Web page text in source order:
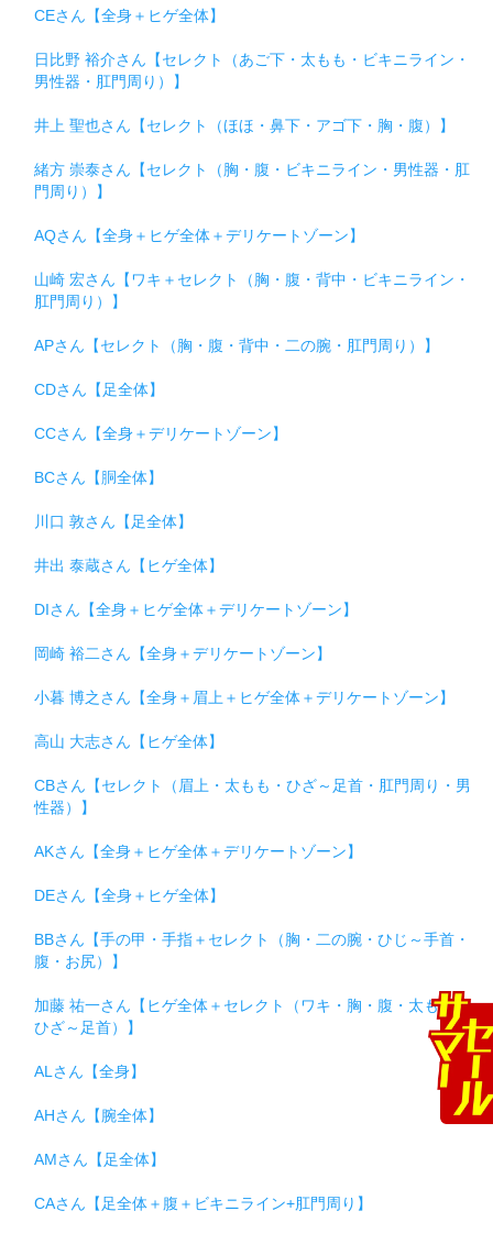
CEさん【全身＋ヒゲ全体】
日比野 裕介さん【セレクト（あご下・太もも・ビキニライン・
男性器・肛門周り）】
井上 聖也さん【セレクト（ほほ・鼻下・アゴ下・胸・腹）】
緒方 崇泰さん【セレクト（胸・腹・ビキニライン・男性器・肛
門周り）】
AQさん【全身＋ヒゲ全体＋デリケートゾーン】
山崎 宏さん【ワキ＋セレクト（胸・腹・背中・ビキニライン・
肛門周り）】
APさん【セレクト（胸・腹・背中・二の腕・肛門周り）】
CDさん【足全体】
CCさん【全身＋デリケートゾーン】
BCさん【胴全体】
川口 敦さん【足全体】
井出 泰蔵さん【ヒゲ全体】
DIさん【全身＋ヒゲ全体＋デリケートゾーン】
岡崎 裕二さん【全身＋デリケートゾーン】
小暮 博之さん【全身＋眉上＋ヒゲ全体＋デリケートゾーン】
高山 大志さん【ヒゲ全体】
CBさん【セレクト（眉上・太もも・ひざ～足首・肛門周り・男
性器）】
AKさん【全身＋ヒゲ全体＋デリケートゾーン】
DEさん【全身＋ヒゲ全体】
BBさん【手の甲・手指＋セレクト（胸・二の腕・ひじ～手首・
腹・お尻）】
加藤 祐一さん【ヒゲ全体＋セレクト（ワキ・胸・腹・太もも・
ひざ～足首）】
ALさん【全身】
AHさん【腕全体】
AMさん【足全体】
CAさん【足全体＋腹＋ビキニライン+肛門周り】